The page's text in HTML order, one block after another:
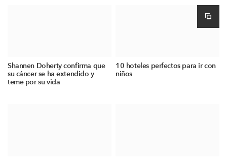
Shannen Doherty confirma que
su cáncer se ha extendido y
teme por su vida
10 hoteles perfectos para ir con
niños